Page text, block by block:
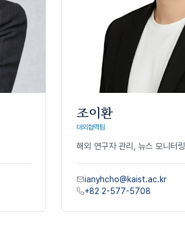
조이환
대외협력팀
해외 연구자 관리, 뉴스 모니터링
ianyhcho@kaist.ac.kr
+82 2-577-5708